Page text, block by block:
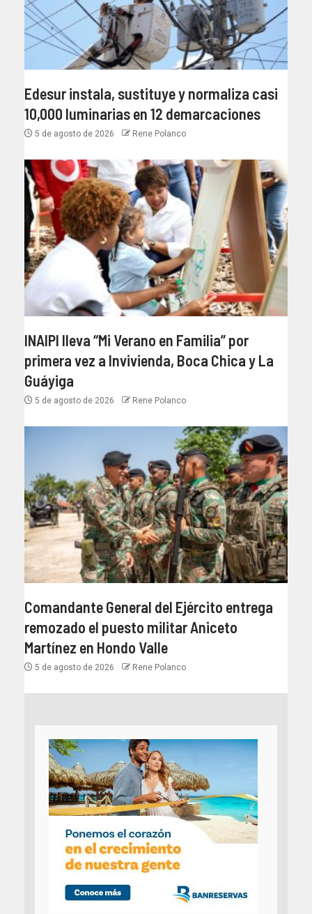
Edesur instala, sustituye y normaliza casi
10,000 luminarias en 12 demarcaciones
5 de agosto de 2026 Rene Polanco
INAIPI lleva “Mi Verano en Familia” por
primera vez a Invivienda, Boca Chica y La
Guáyiga
5 de agosto de 2026 Rene Polanco
Comandante General del Ejército entrega
remozado el puesto militar Aniceto
Martínez en Hondo Valle
5 de agosto de 2026 Rene Polanco